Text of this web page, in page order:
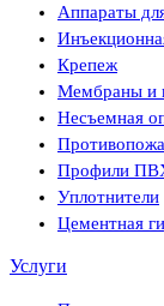
Аппараты
Крепеж
Мембраны и
Несъемная
Профили
Уплотнители
Цементная
Услуги